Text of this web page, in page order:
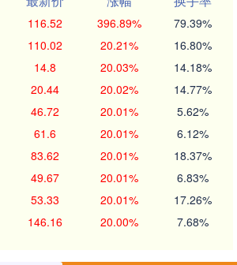
116.52 396.89% 79.39%
110.02 20.21% 16.80%
14.8 20.03% 14.18%
20.44 20.02% 14.77%
46.72 20.01% 5.62%
61.6 20.01% 6.12%
83.62 20.01% 18.37%
49.67 20.01% 6.83%
53.33 20.01% 17.26%
146.16 20.00% 7.68%